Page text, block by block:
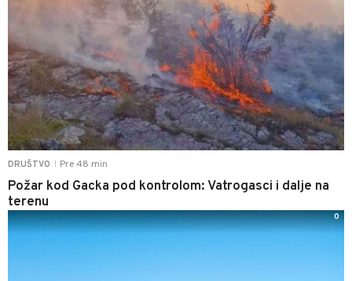
DRUŠTVO Pre 48 min
Požar kod Gacka pod kontrolom: Vatrogasci i dalje na
terenu
0